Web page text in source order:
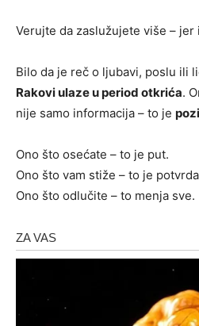
Verujte da zaslužujete više – jer
Bilo da je reč o ljubavi, poslu ili
Rakovi ulaze u period otkrića.
nije samo informacija – to je
Ono što osećate – to je put.
Ono što vam stiže – to je
Ono što odlučite – to menja sve.